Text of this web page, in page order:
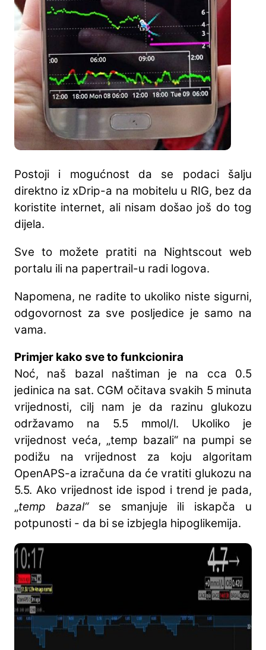
Postoji i mogućnost da se podaci šalju
direktno iz xDrip-a na mobitelu u RIG, bez da
koristite internet, ali nisam došao još do tog
dijela.
Sve to možete pratiti na Nightscout web
portalu ili na papertrail-u radi logova.
Napomena, ne radite to ukoliko niste sigurni,
odgovornost za sve posljedice je samo na
vama.
Primjer kako sve to funkcionira
Noć, naš bazal naštiman je na cca 0.5
jedinica na sat. CGM očitava svakih 5 minuta
vrijednosti, cilj nam je da razinu glukozu
održavamo na 5.5 mmol/l. Ukoliko je
vrijednost veća, „temp bazali“ na pumpi se
podižu na vrijednost za koju algoritam
OpenAPS-a izračuna da će vratiti glukozu na
5.5. Ako vrijednost ide ispod i trend je pada,
„temp bazal“se smanjuje ili iskapča u
potpunosti - da bi se izbjegla hipoglikemija.